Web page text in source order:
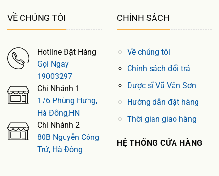
VỀ CHÚNG TÔI
Hotline Đặt Hàng
Gọi Ngay
19003297
Chi Nhánh 1
176 Phùng Hưng,
Hà Đông,HN
Chi Nhánh 2
80B Nguyễn Công
Trứ, Hà Đông
CHÍNH SÁCH
Về chúng tôi
Chính sách đổi trả
Dược sĩ Vũ Văn Sơn
Hướng dẫn đặt hàng
Thời gian giao hàng
HỆ THỐNG CỬA HÀNG